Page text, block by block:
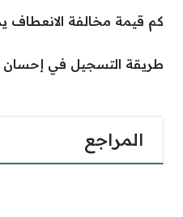
كم قيمة مخالفة الانعطاف
طريقة التسجيل في إحسان
المراجع